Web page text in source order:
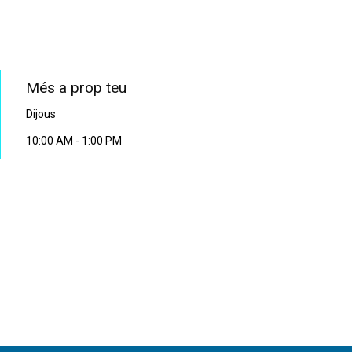
Més a prop teu
Dijous
10:00 AM - 1:00 PM